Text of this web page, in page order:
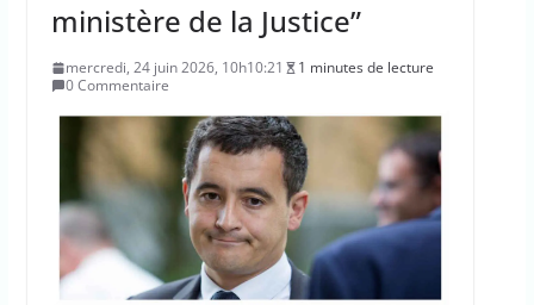
ministère de la Justice”
mercredi, 24 juin 2026, 10h10:21
1 minutes de lecture
0 Commentaire